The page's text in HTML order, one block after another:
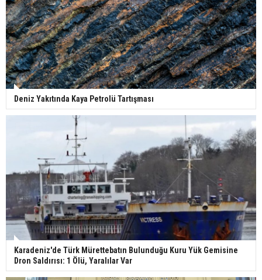
Deniz Yakıtında Kaya Petrolü Tartışması
Karadeniz'de Türk Mürettebatın Bulunduğu Kuru Yük Gemisine
Dron Saldırısı: 1 Ölü, Yaralılar Var